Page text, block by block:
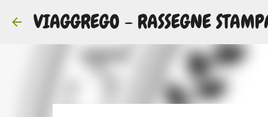
VIAGGREGO - RASSEGNE